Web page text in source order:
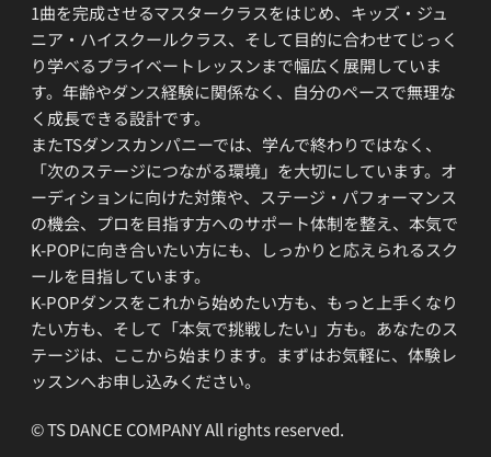
1曲を完成させるマスタークラスをはじめ、キッズ・ジュ
ニア・ハイスクールクラス、そして目的に合わせてじっく
り学べるプライベートレッスンまで幅広く展開していま
す。年齢やダンス経験に関係なく、自分のペースで無理な
く成長できる設計です。
またTSダンスカンパニーでは、学んで終わりではなく、
「次のステージにつながる環境」を大切にしています。オ
ーディションに向けた対策や、ステージ・パフォーマンス
の機会、プロを目指す方へのサポート体制を整え、本気で
K-POPに向き合いたい方にも、しっかりと応えられるスク
ールを目指しています。
K-POPダンスをこれから始めたい方も、もっと上手くなり
たい方も、そして「本気で挑戦したい」方も。あなたのス
テージは、ここから始まります。まずはお気軽に、体験レ
ッスンへお申し込みください。
© TS DANCE COMPANY All rights reserved.